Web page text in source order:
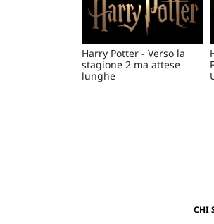
Harry Potter - Verso la
stagione 2 ma attese
lunghe
CHI